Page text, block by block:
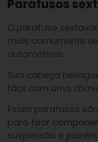
Parafusos
O parafuso
mais comumente
automotivas.
Sua cabeça
fácil com uma
Esses parafusos
para fixar
suspensão e